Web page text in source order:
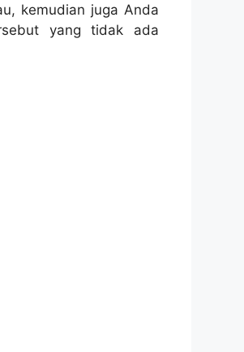
kemudian juga Anda
yang tidak ada